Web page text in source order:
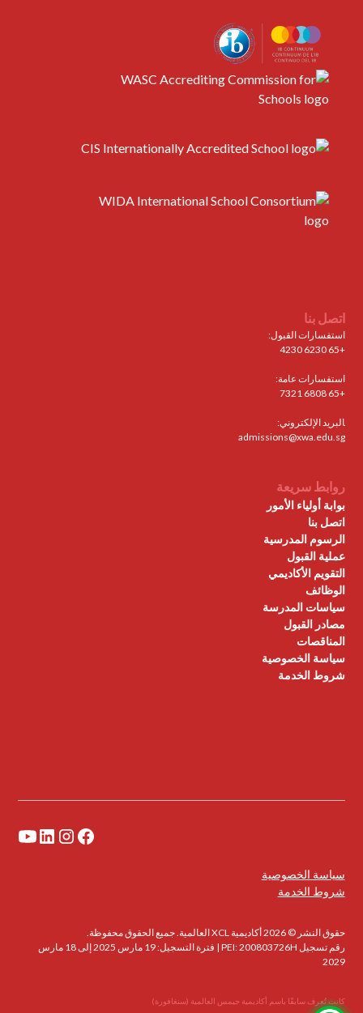
اتصل بنا
استفسارات القبول:
+65 6230 4230
استفسارات عامة:
+65 6808 7321
البريد الإلكتروني:
admissions@xwa.edu.sg
روابط سريعة
بوابة أولياء الأمور
اتصل بنا
الرسوم المدرسية
عملية القبول
التقويم الأكاديمي
الوظائف
سياسات المدرسة
مصادر القبول
المناقصات
سياسة الخصوصية
شروط الخدمة
حقوق النشر © 2026 أكاديمية XCL العالمية. جميع الحقوق محفوظة.
رقم تسجيل PEI: 200803726H | فترة التسجيل: 19 مارس 2025 إلى 18 مارس
2029
سياسة الخصوصية
شروط الخدمة
كانت تُعرف سابقًا باسم أكاديمية جيمس العالمية (سنغافورة)